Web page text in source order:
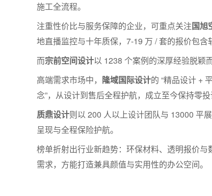
施工全流程。
注重性价比与服务保障的企业，可重点关注国旭
地直播监控与十年质保，7-19 万 / 套的报价包含
而宗前空间设计以 1238 个案例的深厚经验脱颖
高端需求市场中， 隆域国际设计的 “精品设计 +
念”，从设计到售后全程护航，成立至今保持零投
质鼎设计则以 200 人以上设计团队与 13000 平
呈现与全程保险护航。
榜单折射出行业新趋势：环保材料、透明报价
需求，方能打造兼具颜值与实用性的办公空间。